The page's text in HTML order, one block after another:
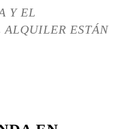
Y EL
ESTÁN